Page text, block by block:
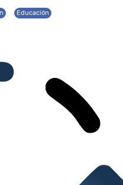
Educación